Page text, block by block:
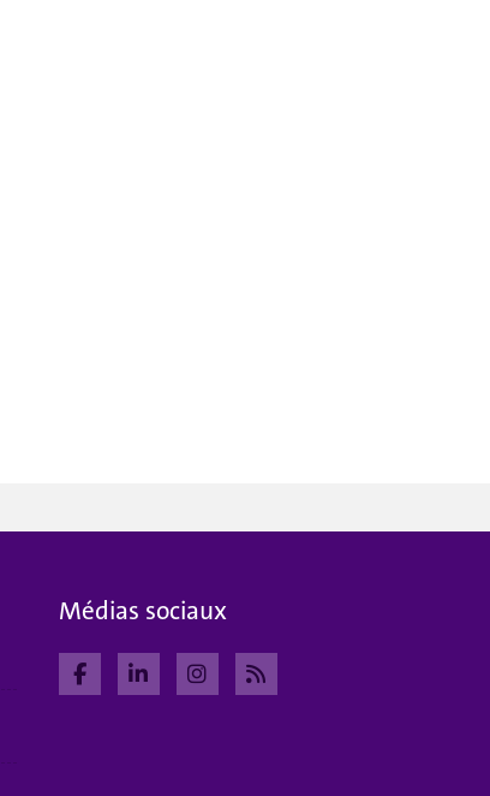
Médias sociaux